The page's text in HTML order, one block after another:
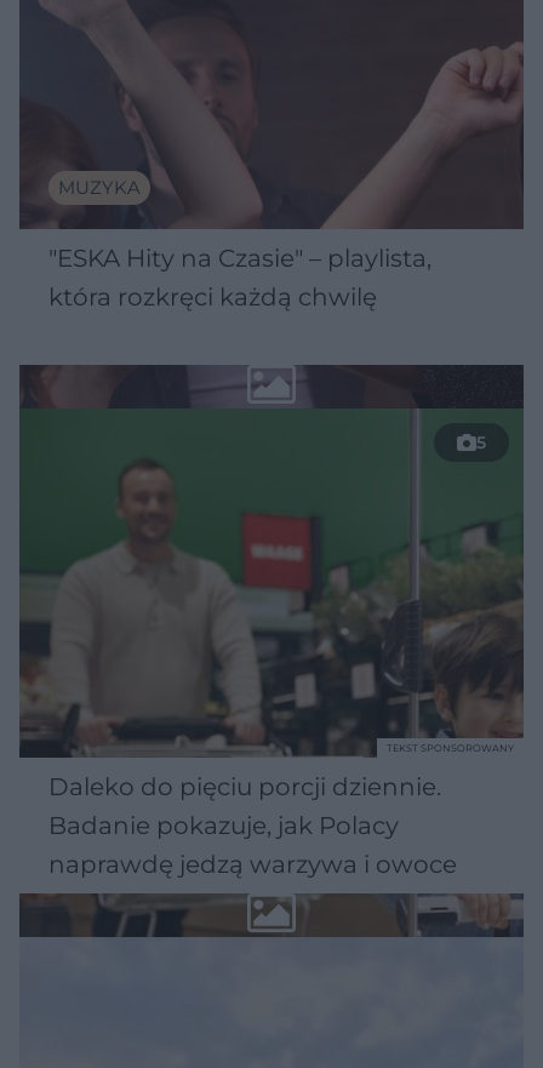
MUZYKA
"ESKA Hity na Czasie" – playlista,
która rozkręci każdą chwilę
5
Daleko do pięciu porcji dziennie.
Badanie pokazuje, jak Polacy
naprawdę jedzą warzywa i owoce
TEKST SPONSOROWANY